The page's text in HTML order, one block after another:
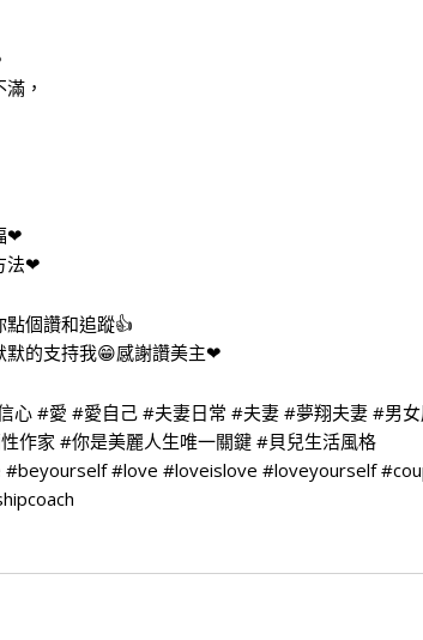
，
❤
法❤
個讚和追蹤👍
默的支持我😁感謝讚美主❤
心 #愛 #愛自己 #夫妻日常 #夫妻 #夢翔夫妻 #男女
作家 #你是美麗人生唯一關鍵 #貝兒生活風格
#love #loveislove #loveyourself